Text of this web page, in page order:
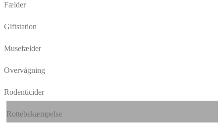
Fælder
Giftstation
Musefælder
Overvågning
Rodenticider
Rottebekæmpelse